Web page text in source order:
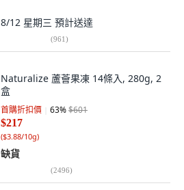
8/12 星期三 預計送達
(961)
Naturalize 蘆薈果凍 14條入, 280g, 2
盒
首購折扣價 63%$601
$217
($3.88/10g)
缺貨
(2496)